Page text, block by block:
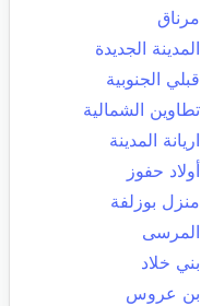
مرناق
المدينة الجديدة
قبلي الجنوبية
تطاوين الشمالية
اريانة المدينة
أولاد حفوز
منزل بوزلفة
المرسى
بني خلاد
بن عروس